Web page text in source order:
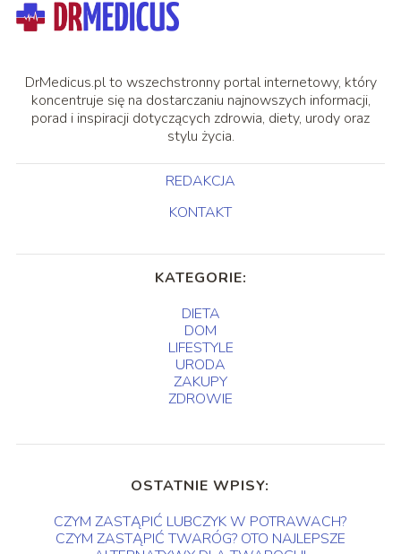
DrMedicus.pl to wszechstronny portal internetowy, który
koncentruje się na dostarczaniu najnowszych informacji,
porad i inspiracji dotyczących zdrowia, diety, urody oraz
stylu życia.
REDAKCJA
KONTAKT
KATEGORIE:
DIETA
DOM
LIFESTYLE
URODA
ZAKUPY
ZDROWIE
OSTATNIE WPISY:
CZYM ZASTĄPIĆ LUBCZYK W POTRAWACH?
CZYM ZASTĄPIĆ TWARÓG? OTO NAJLEPSZE